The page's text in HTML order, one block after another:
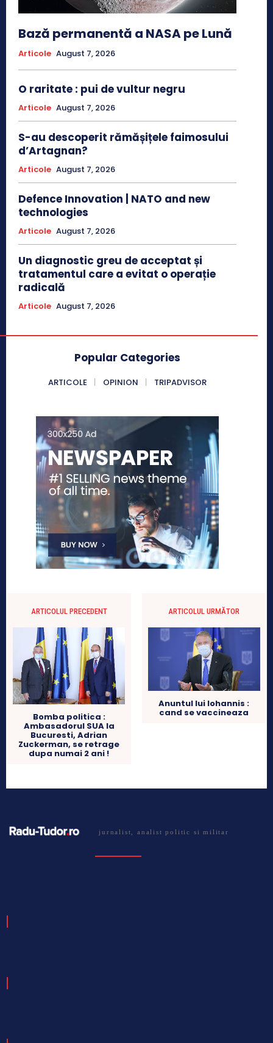
Bază permanentă a NASA pe Lună
Articole August 7, 2026
O raritate : pui de vultur negru
Articole August 7, 2026
S-au descoperit rămășițele faimosului
d’Artagnan?
Articole August 7, 2026
Defence Innovation | NATO and new
technologies
Articole August 7, 2026
Un diagnostic greu de acceptat și
tratamentul care a evitat o operație
radicală
Articole August 7, 2026
Popular Categories
ARTICOLE OPINION TRIPADVISOR
ARTICOLUL PRECEDENT
Bomba politica :
Ambasadorul SUA la
Bucuresti, Adrian
Zuckerman, se retrage
dupa numai 2 ani !
ARTICOLUL URMĂTOR
Anuntul lui Iohannis :
cand se vaccineaza
jurnalist, analist politic si militar